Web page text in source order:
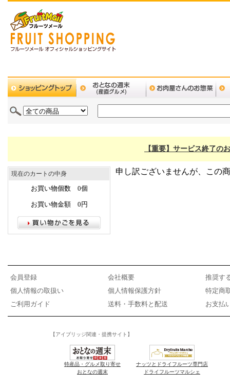
【重要】サービス終了の
現在のカートの中身
お買い物個数 0個
お買い物金額 0円
申し訳ございませんが、この
会員登録 会社概要
推奨す
個人情報の取扱い
個人情報保護方針
特定商
ご利用ガイド
送料・手数料と配送 お支払
【アイブリッジ関連・提携サイト】
特産品・グルメ取り寄せ
おとなの週末
ナッツとドライフルーツ専門店
ドライフルーツマルシェ